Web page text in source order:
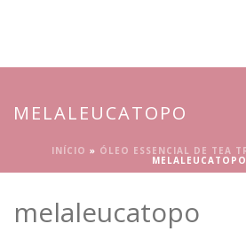
MELALEUCATOPO
INÍCIO » ÓLEO ESSENCIAL DE TEA
MELALEUCATOPO
melaleucatopo